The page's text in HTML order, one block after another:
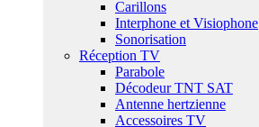
Carillons
Interphone et Visiophone
Sonorisation
Réception TV
Parabole
Décodeur TNT SAT
Antenne hertzienne
Accessoires TV